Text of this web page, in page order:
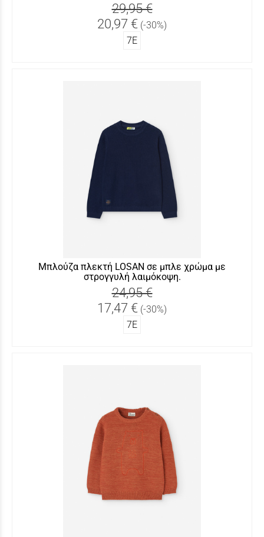
29,95 €
20,97 € (-30%)
7Ε
Μπλούζα πλεκτή LOSAN σε μπλε χρώμα με
στρογγυλή λαιμόκοψη.
24,95 €
17,47 € (-30%)
7Ε